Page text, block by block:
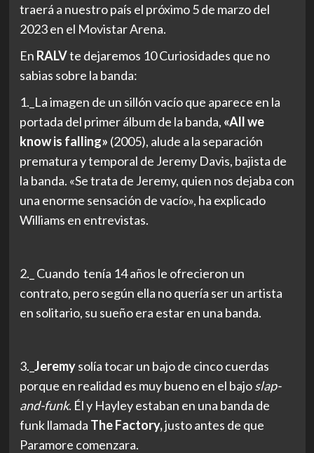
traerá a nuestro país el próximo 5 de marzo del
2023 en el Movistar Arena.
En RALVte dejaremos 10 Curiosidades que no
sabias sobre la banda:
1._La imagen de un sillón vacío que aparece en la
portada del primer álbum de la banda, «All we
know is falling» (2005), alude a la separación
prematura y temporal de Jeremy Davis, bajista de
la banda. «Se trata de Jeremy, quien nos dejaba con
una enorme sensación de vacío», ha explicado
Williams en entrevistas.
2._ Cuando tenía 14 años le ofrecieron un
contrato, pero según ella no quería ser un artista
en solitario, su sueño era estar en una banda.
3._ Jeremysolía tocar un bajo de cinco cuerdas
porque en realidad es muy bueno en el bajoslap-
and-funk. Él y Hayley estaban en una banda de
funk llamada The Factory,justo antes de que
Paramore comenzara.